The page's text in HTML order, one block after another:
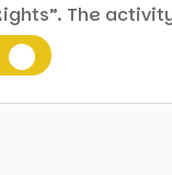
The